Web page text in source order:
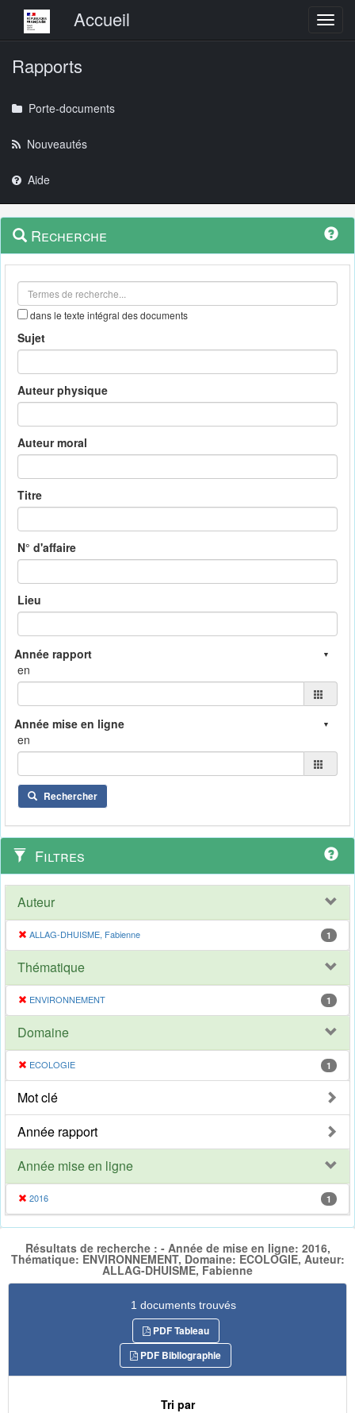
Menu principalAccueil
Rapports
Porte-documents
Nouveautés
Aide
Navigation
outils
Menu
contextuel
Recherche
dans le texte intégral des documents
Sujet
Auteur physique
Auteur moral
Titre
N° d'affaire
Lieu
en
en
Rechercher
Filtres
Auteur
ALLAG-DHUISME, Fabienne 1
Thématique
ENVIRONNEMENT 1
Domaine
ECOLOGIE 1
Mot clé
Année rapport
Année mise en ligne
2016 1
Résultats de recherche : - Année de mise en ligne: 2016,
Thématique: ENVIRONNEMENT, Domaine: ECOLOGIE, Auteur:
ALLAG-DHUISME, Fabienne
1 documents trouvés
PDF Tableau
PDF Bibliographie
Tri par